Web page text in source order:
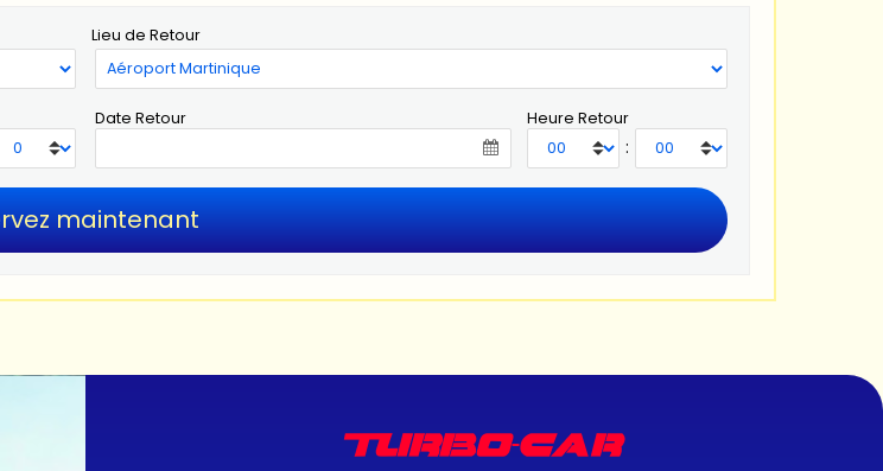
Lieu de Retour
Date Retour Heure Retour
: